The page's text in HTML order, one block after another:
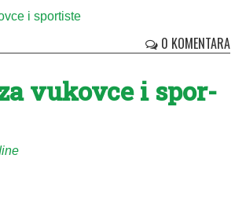
0 KOMENTARA
vu­kov­ce i spor­